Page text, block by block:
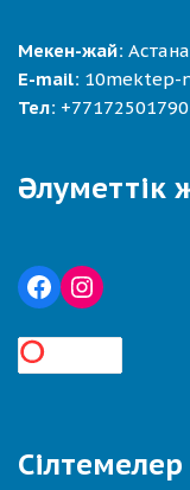
Мекен-жай:
E-mail: 10mektep-
Тел: +77172501790
Әлуметтік
Сілтемелер